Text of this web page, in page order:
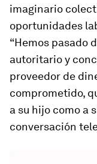
imaginario
oportunidades
“Hemos pasado
autoritario y
proveedor de
comprometido,
a su hijo como a
conversación